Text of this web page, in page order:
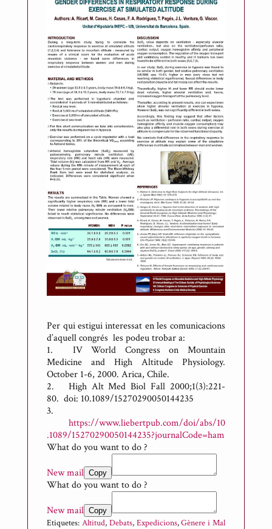
Per qui estigui interessat en les comunicacions
d’aquell congrés les podeu trobar a:
1.
IV World Congress on Mountain
Medicine and High Altitude Physiology.
October 1-6, 2000. Arica, Chile.
2.
High Alt Med Biol Fall 2000;1(3):221-
80. doi: 10.1089/15270290050144235
3.
https://www.liebertpub.com/doi/abs/10
.1089/15270290050144235?journalCode=ham
What do you want to do ?
New mail Copy
What do you want to do ?
New mail Copy
Etiquetes: Altitud, Debats, Expedicions,Gènere i Mal